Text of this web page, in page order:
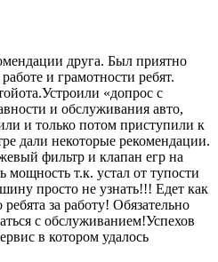
друга. Был приятно
и грамотности ребят.
«допрос с
и обслуживания авто,
и только потом приступили к
дали некоторые рекомендации.
фильтр и клапан егр на
мощность т.к. устал от тупости
просто не узнать!!! Едет как
за работу! Обязательно
с обслуживанием!Успехов
в котором удалось